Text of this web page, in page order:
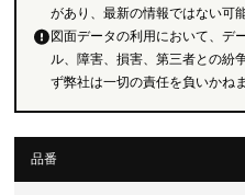
があり、最新の情報ではない可
図面データの利用において、デ
ル、障害、損害、第三者との紛
ず弊社は一切の責任を負いかねま
品番